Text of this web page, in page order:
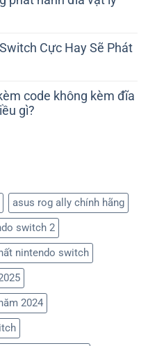
Cực Hay Sẽ Phát
code không kèm đĩa
gì?
asus rog ally chính hãng
switch 2
nintendo switch
2024